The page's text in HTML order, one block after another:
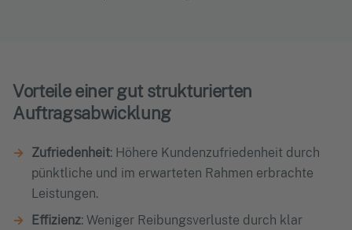
Vorteile einer gut strukturierten
Auftragsabwicklung
Zufriedenheit: Höhere Kundenzufriedenheit durch
pünktliche und im erwarteten Rahmen erbrachte
Leistungen.
Effizienz: Weniger Reibungsverluste durch klar